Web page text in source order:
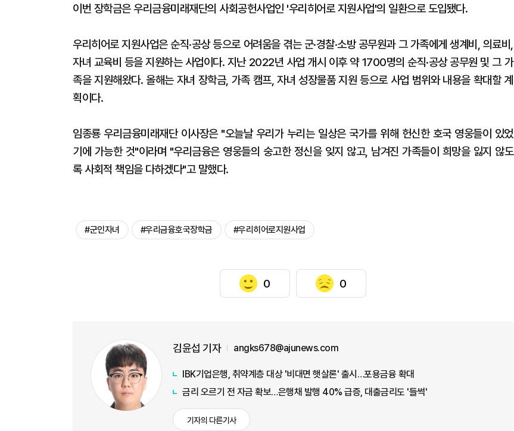
이번 장학금은 우리금융미래재단의 사회공헌사업인 '우리히어로 지원사업'의 일환으로 도입됐다.
우리히어로 지원사업은 순직·공상 등으로 어려움을 겪는 군·경찰·소방 공무원과 그 가족에게 생계비, 의료비,
자녀 교육비 등을 지원하는 사업이다. 지난 2022년 사업 개시 이후 약 1700명의 순직·공상 공무원 및 그 가
족을 지원해왔다. 올해는 자녀 장학금, 가족 캠프, 자녀 성장물품 지원 등으로 사업 범위와 내용을 확대할 계
획이다.
임종룡 우리금융미래재단 이사장은 "오늘날 우리가 누리는 일상은 국가를 위해 헌신한 호국 영웅들이 있었
기에 가능한 것"이라며 "우리금융은 영웅들의 숭고한 정신을 잊지 않고, 남겨진 가족들이 희망을 잃지 않도
록 사회적 책임을 다하겠다"고 말했다.
#군인자녀 #우리금융호국장학금 #우리히어로지원사업
0 0
김윤섭 기자 angks678@ajunews.com
IBK기업은행, 취약계층 대상 '비대면 햇살론' 출시…포용금융 확대
금리 오르기 전 자금 확보…은행채 발행 40% 급증, 대출금리도 '들썩'
기자의 다른기사